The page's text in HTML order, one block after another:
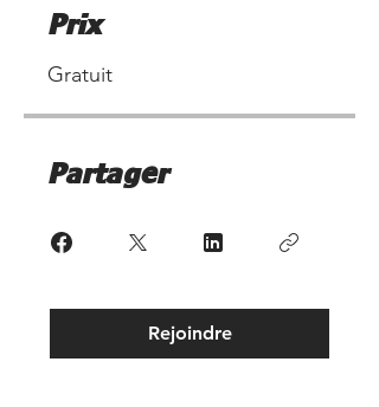
Gratuit
Partager
Rejoindre